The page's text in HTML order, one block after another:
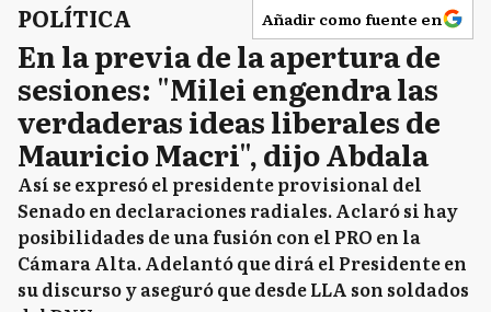
POLÍTICA Añadir como fuente en
En la previa de la apertura de
sesiones: "Milei engendra las
verdaderas ideas liberales de
Mauricio Macri", dijo Abdala
Así se expresó el presidente provisional del
Senado en declaraciones radiales. Aclaró si hay
posibilidades de una fusión con el PRO en la
Cámara Alta. Adelantó que dirá el Presidente en
su discurso y aseguró que desde LLA son soldados